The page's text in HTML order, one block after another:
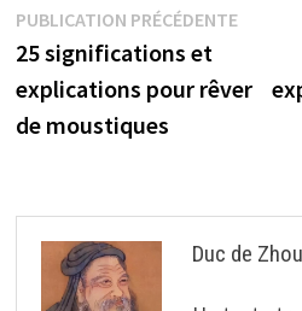
Navigation
de
l’article
PUBLICATION PRÉCÉDENTE
25 significations et
explications pour rêver
de moustiques
Duc de Zhou